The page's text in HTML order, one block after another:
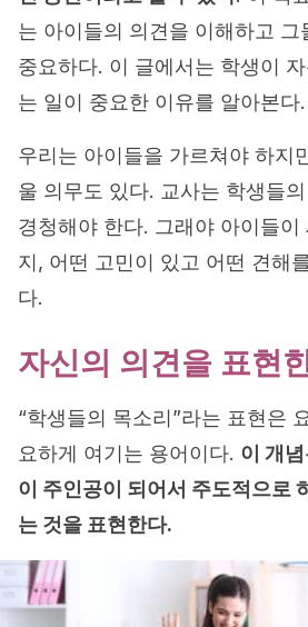
는 아이들의 의견을 이해하고 그
중요하다. 이 글에서는 학생이
는 일이 중요한 이유를 알아본다.
우리는 아이들을 가르쳐야 하지
울 의무도 있다. 교사는 학생들
경청해야 한다. 그래야 아이들이
지, 어떤 고민이 있고 어떤 견해
다.
자신의 의견을 표현
“학생들의 목소리”라는 표현은
요하게 여기는 용어이다. 이 개
이 주인공이 되어서 주도적으로
는 것을 표현한다.